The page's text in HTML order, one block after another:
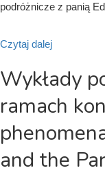
podróżnicze z panią
Czytaj dalej
Wykłady
ramach
and the